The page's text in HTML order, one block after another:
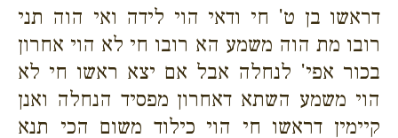
דראשו בן ט' חי ודאי הוי לידה ואי הוה תני
רובו מת הוה משמע הא רובו חי לא הוי אחרון
בכור אפי' לנחלה אבל אם יצא ראשו חי לא
הוי משמע השתא דאחרון מפסיד הנחלה ואנן
קיימין דראשו חי הוי כילוד משום הכי תנא